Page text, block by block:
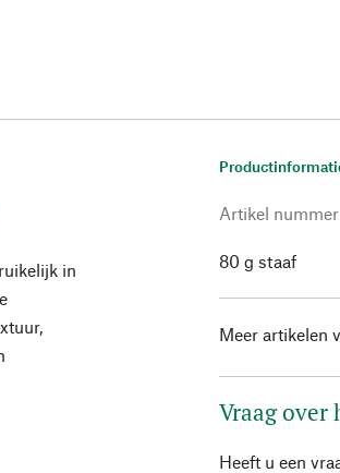
in
Artikel nummer
80 g staaf
Meer artikelen
Vraag over
Heeft u een